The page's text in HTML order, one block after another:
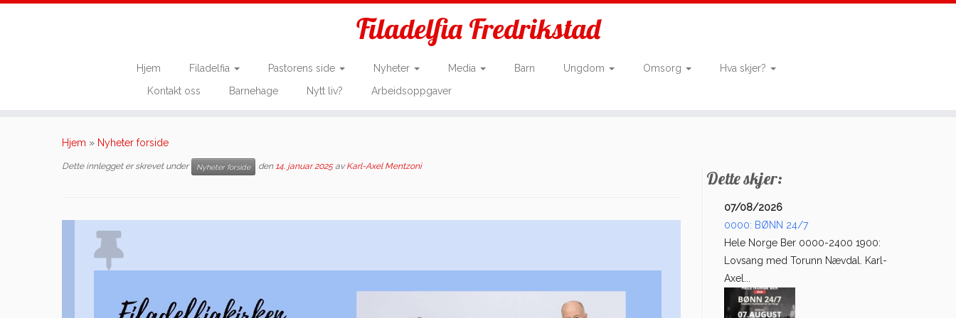
Filadelfia Fredrikstad
Hjem Filadelfia Pastorens side Nyheter Media Barn Ungdom Omsorg
Hva skjer?
Kontakt oss
Barnehage Nytt liv? Arbeidsoppgaver
Hjem » Nyheter forside
Dette innlegget er skrevet under Nyheter forside den 14. januar 2025 avKarl-Axel Mentzoni
Dette skjer:
07/08/2026
0000: BØNN 24/7
Hele Norge Ber 0000-2400 1900:
Lovsang med Torunn Nævdal. Karl-
Axel...